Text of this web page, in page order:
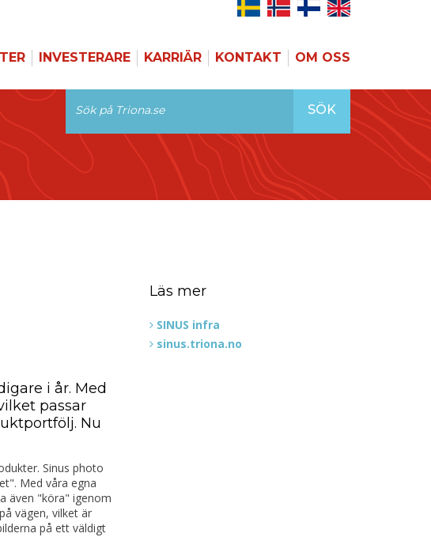
INVESTERARE KARRIÄR KONTAKT OM OSS
SÖK
i år. Med
passar
Nu
Sinus photo
Med våra egna
även "köra" igenom
vägen, vilket är
på ett väldigt
Läs mer
SINUS infra
sinus.triona.no